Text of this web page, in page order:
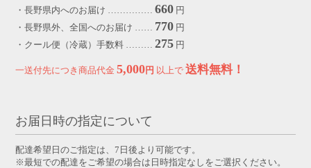
・長野県内へのお届け ……………660 円
・長野県外、全国へのお届け …… 770 円
・クール便（冷蔵）手数料 ………275 円
一送付先につき商品代金5,000円 以上で送料無料！
お届日時の指定について
配達希望日のご指定は、7日後より可能です。
※最短での配達をご希望の場合は日時指定なしをご選択ください。